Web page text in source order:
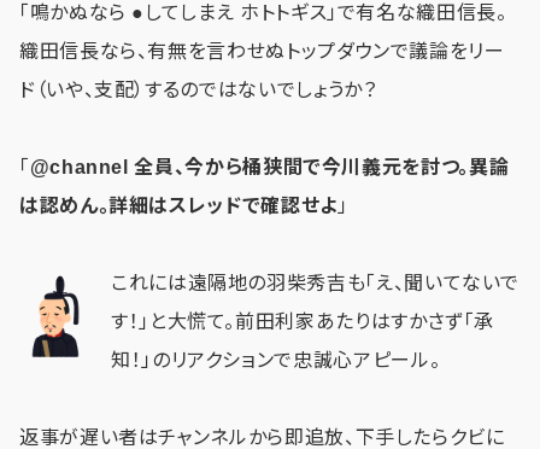
「鳴かぬなら ●してしまえ ホトトギス」で有名な織田信長。
織田信長なら、有無を言わせぬトップダウンで議論をリー
ド（いや、支配）するのではないでしょうか？
「 @channel 全員、今から桶狭間で今川義元を討つ。異論
は認めん。詳細はスレッドで確認せよ 」
これには遠隔地の羽柴秀吉も「え、聞いてないで
す！」と大慌て。前田利家あたりはすかさず「承
知！」のリアクションで忠誠心アピール。
返事が遅い者はチャンネルから即追放、下手したらクビに